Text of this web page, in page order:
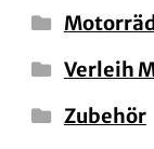
Verleih
Zubehör